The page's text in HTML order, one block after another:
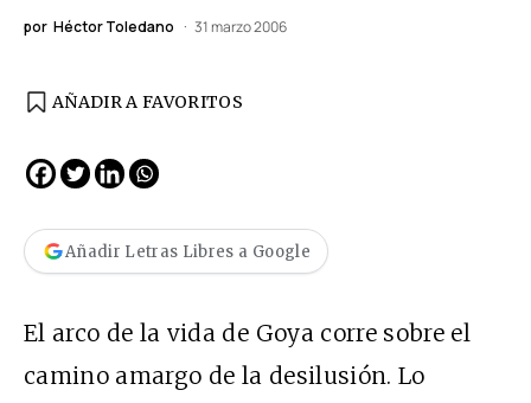
por Héctor Toledano 31 marzo 2006
AÑADIR A FAVORITOS
Añadir Letras Libres a Google
El arco de la vida de Goya corre sobre el
camino amargo de la desilusión. Lo